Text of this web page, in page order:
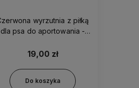
wyrzutnia z piłką
dla psa do aportowania -
19,00 zł
Do koszyka